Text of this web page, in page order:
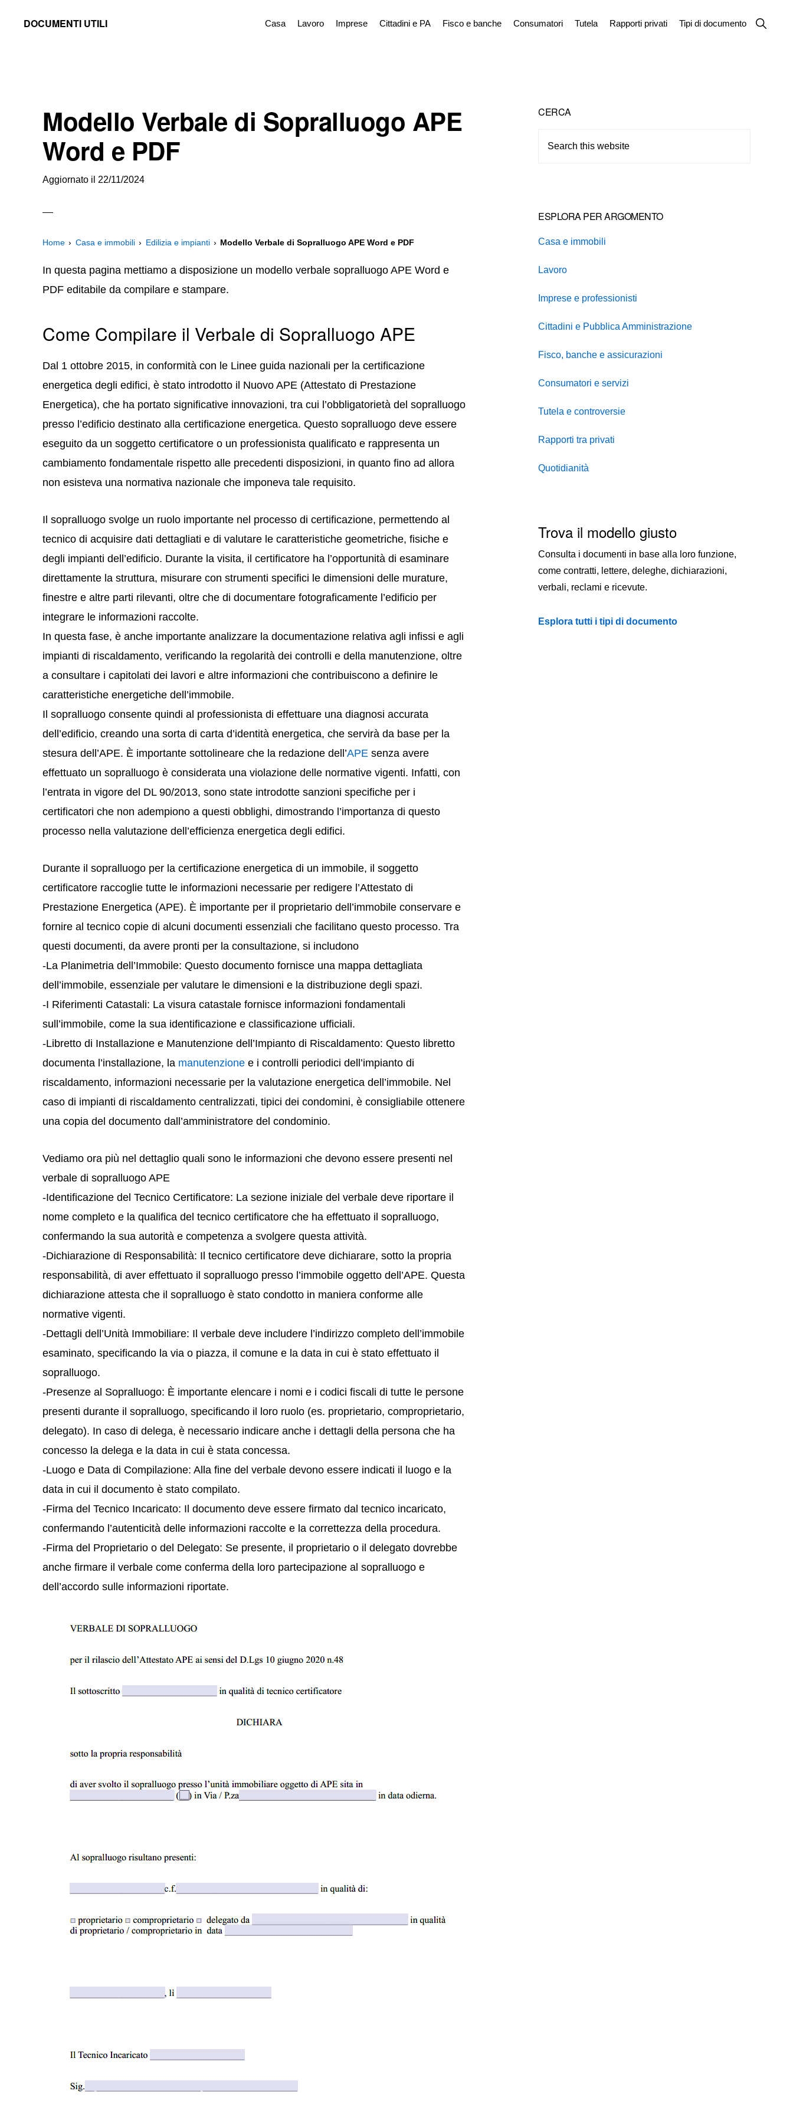
DOCUMENTI UTILI
Stampare
Casa Lavoro Imprese Cittadini e PA Fisco e banche Consumatori Tutela Rapporti privati Tipi di documento
Show
Search
Modello Verbale di Sopralluogo APE
Word e PDF
Aggiornato il 22/11/2024
Home Casa e immobili Edilizia e impianti Modello Verbale di Sopralluogo APE Word e PDF
In questa pagina mettiamo a disposizione un modello verbale sopralluogo APE Word e
PDF editabile da compilare e stampare.
Come Compilare il Verbale di Sopralluogo APE
Dal 1 ottobre 2015, in conformità con le Linee guida nazionali per la certificazione
energetica degli edifici, è stato introdotto il Nuovo APE (Attestato di Prestazione
Energetica), che ha portato significative innovazioni, tra cui l’obbligatorietà del sopralluogo
presso l’edificio destinato alla certificazione energetica. Questo sopralluogo deve essere
eseguito da un soggetto certificatore o un professionista qualificato e rappresenta un
cambiamento fondamentale rispetto alle precedenti disposizioni, in quanto fino ad allora
non esisteva una normativa nazionale che imponeva tale requisito.
Il sopralluogo svolge un ruolo importante nel processo di certificazione, permettendo al
tecnico di acquisire dati dettagliati e di valutare le caratteristiche geometriche, fisiche e
degli impianti dell’edificio. Durante la visita, il certificatore ha l’opportunità di esaminare
direttamente la struttura, misurare con strumenti specifici le dimensioni delle murature,
finestre e altre parti rilevanti, oltre che di documentare fotograficamente l’edificio per
integrare le informazioni raccolte.
In questa fase, è anche importante analizzare la documentazione relativa agli infissi e agli
impianti di riscaldamento, verificando la regolarità dei controlli e della manutenzione, oltre
a consultare i capitolati dei lavori e altre informazioni che contribuiscono a definire le
caratteristiche energetiche dell’immobile.
Il sopralluogo consente quindi al professionista di effettuare una diagnosi accurata
dell’edificio, creando una sorta di carta d’identità energetica, che servirà da base per la
stesura dell’APE. È importante sottolineare che la redazione dell’APE senza avere
effettuato un sopralluogo è considerata una violazione delle normative vigenti. Infatti, con
l’entrata in vigore del DL 90/2013, sono state introdotte sanzioni specifiche per i
certificatori che non adempiono a questi obblighi, dimostrando l’importanza di questo
processo nella valutazione dell’efficienza energetica degli edifici.
Durante il sopralluogo per la certificazione energetica di un immobile, il soggetto
certificatore raccoglie tutte le informazioni necessarie per redigere l’Attestato di
Prestazione Energetica (APE). È importante per il proprietario dell’immobile conservare e
fornire al tecnico copie di alcuni documenti essenziali che facilitano questo processo. Tra
questi documenti, da avere pronti per la consultazione, si includono
-La Planimetria dell’Immobile: Questo documento fornisce una mappa dettagliata
dell’immobile, essenziale per valutare le dimensioni e la distribuzione degli spazi.
-I Riferimenti Catastali: La visura catastale fornisce informazioni fondamentali
sull’immobile, come la sua identificazione e classificazione ufficiali.
-Libretto di Installazione e Manutenzione dell’Impianto di Riscaldamento: Questo libretto
documenta l’installazione, la manutenzione e i controlli periodici dell’impianto di
riscaldamento, informazioni necessarie per la valutazione energetica dell’immobile. Nel
caso di impianti di riscaldamento centralizzati, tipici dei condomini, è consigliabile ottenere
una copia del documento dall’amministratore del condominio.
Vediamo ora più nel dettaglio quali sono le informazioni che devono essere presenti nel
verbale di sopralluogo APE
-Identificazione del Tecnico Certificatore: La sezione iniziale del verbale deve riportare il
nome completo e la qualifica del tecnico certificatore che ha effettuato il sopralluogo,
confermando la sua autorità e competenza a svolgere questa attività.
-Dichiarazione di Responsabilità: Il tecnico certificatore deve dichiarare, sotto la propria
responsabilità, di aver effettuato il sopralluogo presso l’immobile oggetto dell’APE. Questa
dichiarazione attesta che il sopralluogo è stato condotto in maniera conforme alle
normative vigenti.
-Dettagli dell’Unità Immobiliare: Il verbale deve includere l’indirizzo completo dell’immobile
esaminato, specificando la via o piazza, il comune e la data in cui è stato effettuato il
sopralluogo.
-Presenze al Sopralluogo: È importante elencare i nomi e i codici fiscali di tutte le persone
presenti durante il sopralluogo, specificando il loro ruolo (es. proprietario, comproprietario,
delegato). In caso di delega, è necessario indicare anche i dettagli della persona che ha
concesso la delega e la data in cui è stata concessa.
-Luogo e Data di Compilazione: Alla fine del verbale devono essere indicati il luogo e la
data in cui il documento è stato compilato.
-Firma del Tecnico Incaricato: Il documento deve essere firmato dal tecnico incaricato,
confermando l’autenticità delle informazioni raccolte e la correttezza della procedura.
-Firma del Proprietario o del Delegato: Se presente, il proprietario o il delegato dovrebbe
anche firmare il verbale come conferma della loro partecipazione al sopralluogo e
dell’accordo sulle informazioni riportate.
Primary
Sidebar
CERCA
ESPLORA PER ARGOMENTO
Casa e immobili
Lavoro
Imprese e professionisti
Cittadini e Pubblica Amministrazione
Fisco, banche e assicurazioni
Consumatori e servizi
Tutela e controversie
Rapporti tra privati
Quotidianità
Trova il modello giusto
Consulta i documenti in base alla loro funzione,
come contratti, lettere, deleghe, dichiarazioni,
verbali, reclami e ricevute.
Esplora tutti i tipi di documento